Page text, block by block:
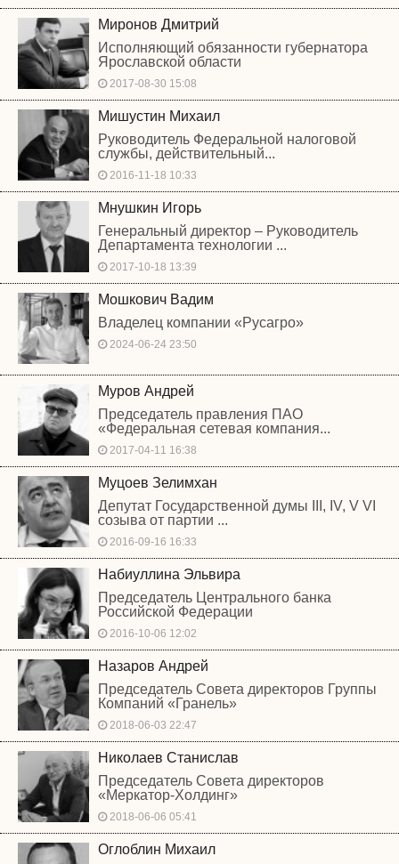
Миронов Дмитрий
Исполняющий обязанности губернатора
Ярославской области
2017-08-30 15:08
Мишустин Михаил
Руководитель Федеральной налоговой
службы, действительный...
2016-11-18 10:33
Мнушкин Игорь
Генеральный директор – Руководитель
Департамента технологии ...
2017-10-18 13:39
Мошкович Вадим
Владелец компании «Русагро»
2024-06-24 23:50
Муров Андрей
Председатель правления ПАО
«Федеральная сетевая компания...
2017-04-11 16:38
Муцоев Зелимхан
Депутат Государственной думы III, IV, V VI
созыва от партии ...
2016-09-16 16:33
Набиуллина Эльвира
Председатель Центрального банка
Российской Федерации
2016-10-06 12:02
Назаров Андрей
Председатель Совета директоров Группы
Компаний «Гранель»
2018-06-03 22:47
Николаев Станислав
Председатель Совета директоров
«Меркатор-Холдинг»
2018-06-06 05:41
Оглоблин Михаил